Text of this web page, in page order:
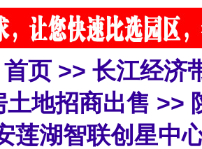
首页 >> 长江经济
地招商出售 >>
莲湖智联创星中